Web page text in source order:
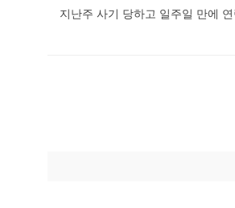
지난주 사기 당하고 일주일 만에